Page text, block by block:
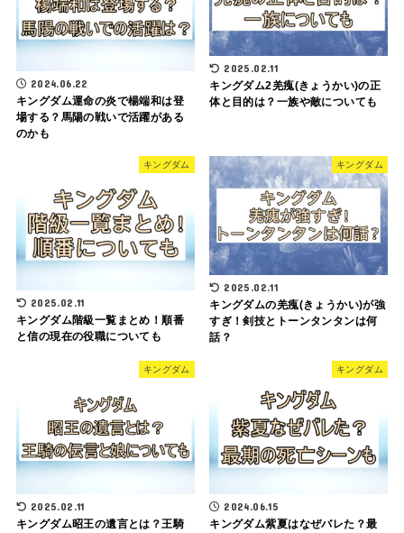
2024.06.22
キングダム運命の炎で楊端和は登
場する？馬陽の戦いで活躍がある
のかも
2025.02.11
キングダム2羌瘣(きょうかい)の正
体と目的は？一族や敵についても
キングダム
2025.02.11
キングダム階級一覧まとめ！順番
と信の現在の役職についても
キングダム
2025.02.11
キングダムの羌瘣(きょうかい)が強
すぎ！剣技とトーンタンタンは何
話？
キングダム
2025.02.11
キングダム昭王の遺言とは？王騎
キングダム
2024.06.15
キングダム紫夏はなぜバレた？最